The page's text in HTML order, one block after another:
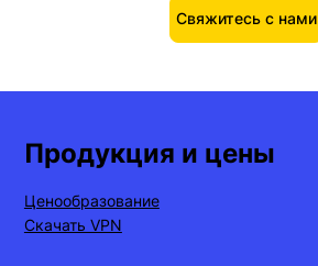
Свяжитесь с нами
Продукция и цены
Ценообразование
Скачать VPN